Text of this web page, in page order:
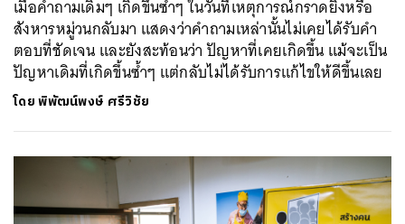
เมื่อคำถามเดิมๆ เกิดขึ้นซ้ำๆ ในวันที่เหตุการณ์กราดยิงหรือ
สังหารหมู่วนกลับมา แสดงว่าคำถามเหล่านั้นไม่เคยได้รับคำ
ตอบที่ชัดเจน และยังสะท้อนว่า ปัญหาที่เคยเกิดขึ้น แม้จะเป็น
ปัญหาเดิมที่เกิดขึ้นซ้ำๆ แต่กลับไม่ได้รับการแก้ไขให้ดีขึ้นเลย
โดยพิพัฒน์พงษ์ ศรีวิชัย